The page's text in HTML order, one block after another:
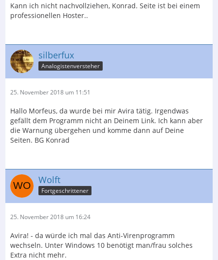
Kann ich nicht nachvollziehen, Konrad. Seite ist bei einem
professionellen Hoster..
silberfux
Analogistenversteher
25. November 2018 um 11:51
Hallo Morfeus, da wurde bei mir Avira tätig. Irgendwas
gefällt dem Programm nicht an Deinem Link. Ich kann aber
die Warnung übergehen und komme dann auf Deine
Seiten. BG Konrad
Wolft
Fortgeschrittener
25. November 2018 um 16:24
Avira! - da würde ich mal das Anti-Virenprogramm
wechseln. Unter Windows 10 benötigt man/frau solches
Extra nicht mehr.